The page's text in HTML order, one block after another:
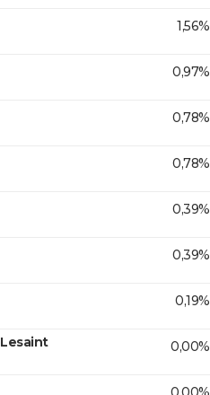
1,56%
0,97%
0,78%
0,78%
0,39%
0,39%
0,19%
0,00%